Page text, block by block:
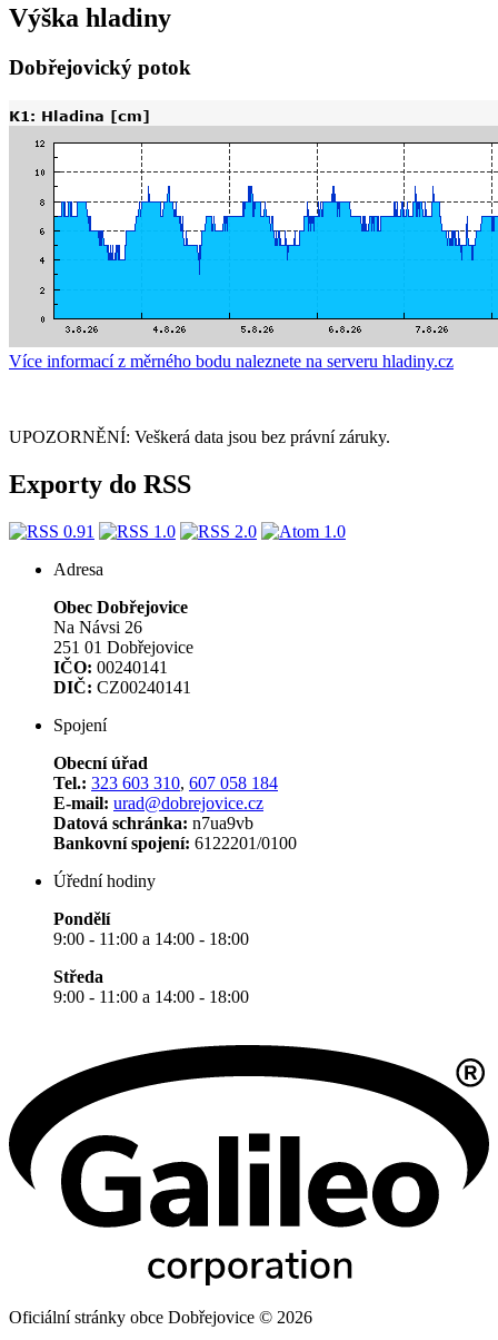
Výška hladiny
Dobřejovický potok
Více informací z měrného bodu naleznete na serveru hladiny.cz
UPOZORNĚNÍ: Veškerá data jsou bez právní záruky.
Exporty do RSS
Adresa
Obec Dobřejovice
Na Návsi 26
251 01 Dobřejovice
IČO: 00240141
DIČ: CZ00240141
Spojení
Obecní úřad
Tel.: 323 603 310, 607 058 184
E-mail: urad@dobrejovice.cz
Datová schránka: n7ua9vb
Bankovní spojení: 6122201/0100
Úřední hodiny
Pondělí
9:00 - 11:00 a 14:00 - 18:00
Středa
9:00 - 11:00 a 14:00 - 18:00
Oficiální stránky obce Dobřejovice © 2026